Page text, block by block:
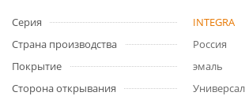
Серия
INTEGRA
Страна производства
Россия
Покрытие
эмаль
Сторона открывания